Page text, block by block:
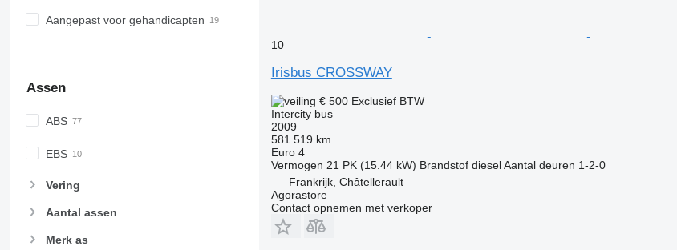
Aangepast voor gehandicapten
Assen
ABS
EBS
Vering
Aantal assen
Merk as
10
Irisbus CROSSWAY
€ 500 Exclusief BTW
Intercity bus
2009
581.519 km
Euro 4
Vermogen 21 PK (15.44 kW) Brandstof diesel Aantal deuren 1-2-0
Frankrijk, Châtellerault
Agorastore
Contact opnemen met verkoper